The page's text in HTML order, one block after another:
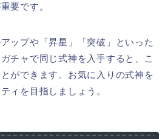
要です。
ップや「昇星」「突破」といった
チャで同じ式神を入手すると、こ
ができます。お気に入りの式神を
ィを目指しましょう。